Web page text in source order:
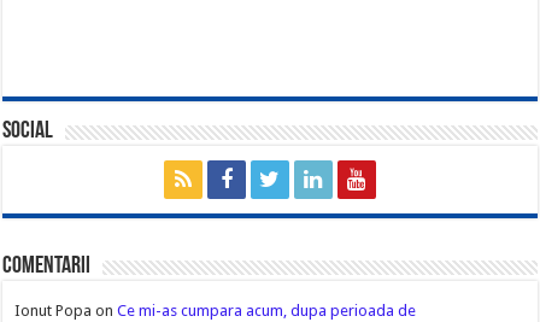
Social
Comentarii
Ionut Popa onCe mi-as cumpara acum, dupa perioada de